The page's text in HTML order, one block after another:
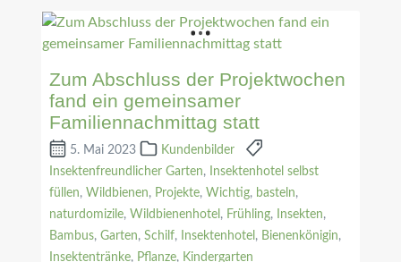
Zum Abschluss der Projektwochen
fand ein gemeinsamer
Familiennachmittag statt
5. Mai 2023
Kundenbilder
Insektenfreundlicher Garten,
Insektenhotel selbst
füllen, Wildbienen, Projekte, Wichtig, basteln,
naturdomizile, Wildbienenhotel , Frühling, Insekten,
Bambus, Garten, Schilf, Insektenhotel , Bienenkönigin,
Insektentränke, Pflanze, Kindergarten